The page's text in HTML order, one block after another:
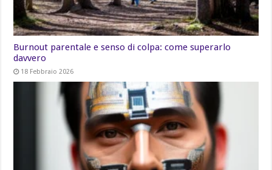
Burnout parentale e senso di colpa: come superarlo
davvero
18 Febbraio 2026